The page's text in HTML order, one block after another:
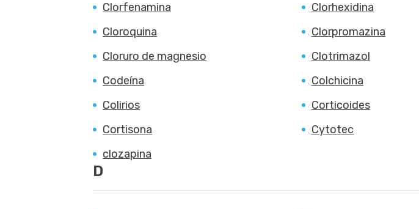
Clorfenamina
Clorhexidina
Cloroquina
Clorpromazina
Cloruro de magnesio
Clotrimazol
Codeína
Colchicina
Colirios
Corticoides
Cortisona
Cytotec
clozapina
D